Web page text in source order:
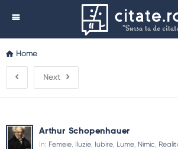
Home
Next
Arthur Schopenhauer
In: Femeie, Iluzie, Iubire, Lume, Nimic,